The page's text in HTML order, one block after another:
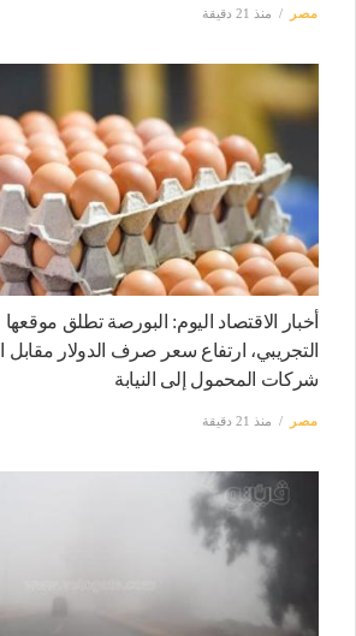
مصر منذ 21 دقيقة
أخبار الاقتصاد اليوم: البورصة تطلق موقعها
التجريبي، ارتفاع سعر صرف الدولار مقابل
شركات المحمول إلى النيابة
مصر منذ 21 دقيقة